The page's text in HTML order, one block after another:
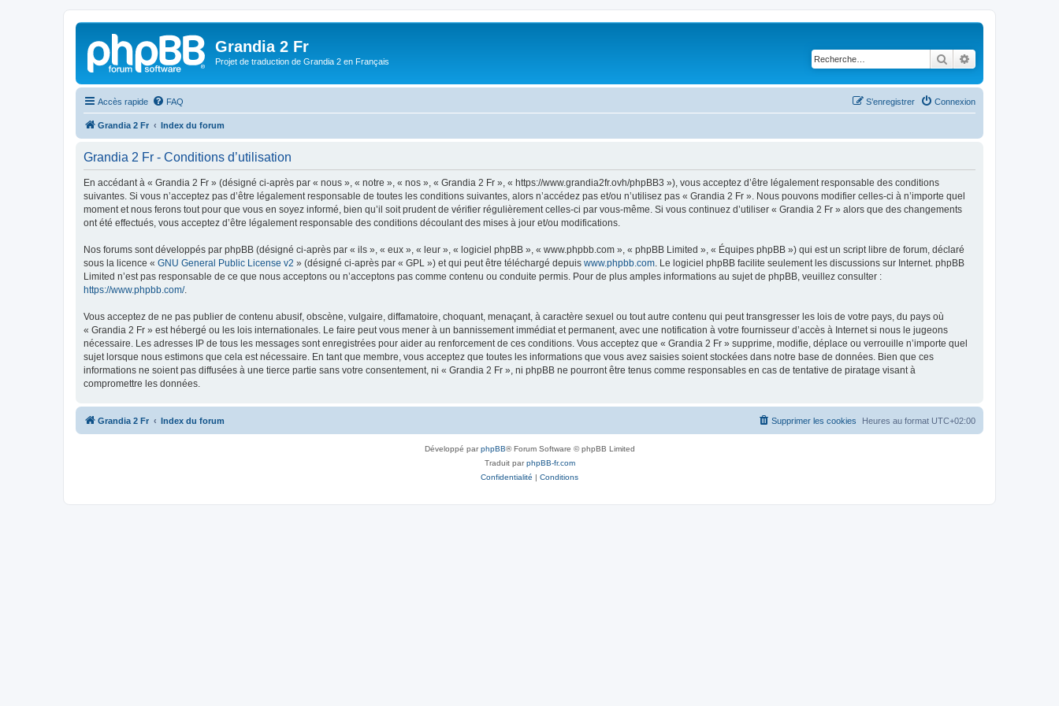
Grandia 2 Fr
Projet de traduction de Grandia 2 en Français Rechercher
Accès rapide FAQ Connexion
S’enregistrer
Grandia 2 Fr Index du forum
Grandia 2 Fr - Conditions d’utilisation
En accédant à « Grandia 2 Fr » (désigné ci-après par « nous », « notre », « nos », « Grandia 2 Fr », « https://www.grandia2fr.ovh/phpBB3 »), vous acceptez d’être légalement responsable des conditions
suivantes. Si vous n’acceptez pas d’être légalement responsable de toutes les conditions suivantes, alors n’accédez pas et/ou n’utilisez pas « Grandia 2 Fr ». Nous pouvons modifier celles-ci à n’importe quel
moment et nous ferons tout pour que vous en soyez informé, bien qu’il soit prudent de vérifier régulièrement celles-ci par vous-même. Si vous continuez d’utiliser « Grandia 2 Fr » alors que des changements
ont été effectués, vous acceptez d’être légalement responsable des conditions découlant des mises à jour et/ou modifications.
Nos forums sont développés par phpBB (désigné ci-après par « ils », « eux », « leur », « logiciel phpBB », « www.phpbb.com », « phpBB Limited », « Équipes phpBB ») qui est un script libre de forum, déclaré
sous la licence « GNU General Public License v2 » (désigné ci-après par « GPL ») et qui peut être téléchargé depuis www.phpbb.com . Le logiciel phpBB facilite seulement les discussions sur Internet. phpBB
Limited n’est pas responsable de ce que nous acceptons ou n’acceptons pas comme contenu ou conduite permis. Pour de plus amples informations au sujet de phpBB, veuillez consulter :
https://www.phpbb.com/.
Vous acceptez de ne pas publier de contenu abusif, obscène, vulgaire, diffamatoire, choquant, menaçant, à caractère sexuel ou tout autre contenu qui peut transgresser les lois de votre pays, du pays où
« Grandia 2 Fr » est hébergé ou les lois internationales. Le faire peut vous mener à un bannissement immédiat et permanent, avec une notification à votre fournisseur d’accès à Internet si nous le jugeons
nécessaire. Les adresses IP de tous les messages sont enregistrées pour aider au renforcement de ces conditions. Vous acceptez que « Grandia 2 Fr » supprime, modifie, déplace ou verrouille n’importe quel
sujet lorsque nous estimons que cela est nécessaire. En tant que membre, vous acceptez que toutes les informations que vous avez saisies soient stockées dans notre base de données. Bien que ces
informations ne soient pas diffusées à une tierce partie sans votre consentement, ni « Grandia 2 Fr », ni phpBB ne pourront être tenus comme responsables en cas de tentative de piratage visant à
compromettre les données.
Grandia 2 Fr Index du forum Heures au format UTC+02:00
Supprimer les cookies
Développé parphpBB® Forum Software © phpBB Limited
Traduit parphpBB-fr.com
Confidentialité | Conditions